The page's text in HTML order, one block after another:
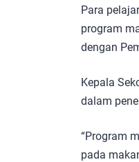
Para
program
dengan
Kepala
dalam
“Program
pada